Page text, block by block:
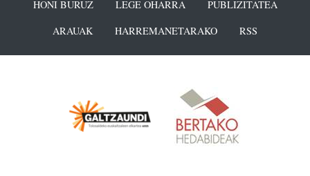
HONI BURUZ LEGE OHARRA
PUBLIZITATEA
ARAUAK
HARREMANETARAKO RSS